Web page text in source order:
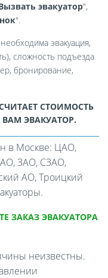
эвакуатор",
".
эвакуация,
сложность подъезда
бронирование,
СТОИМОСТЬ
ЭВАКУАТОР.
в Москве: ЦАО,
ЗАО, СЗАО,
АО, Троицкий
ЗАКАЗ ЭВАКУАТОРА
неизвестны.